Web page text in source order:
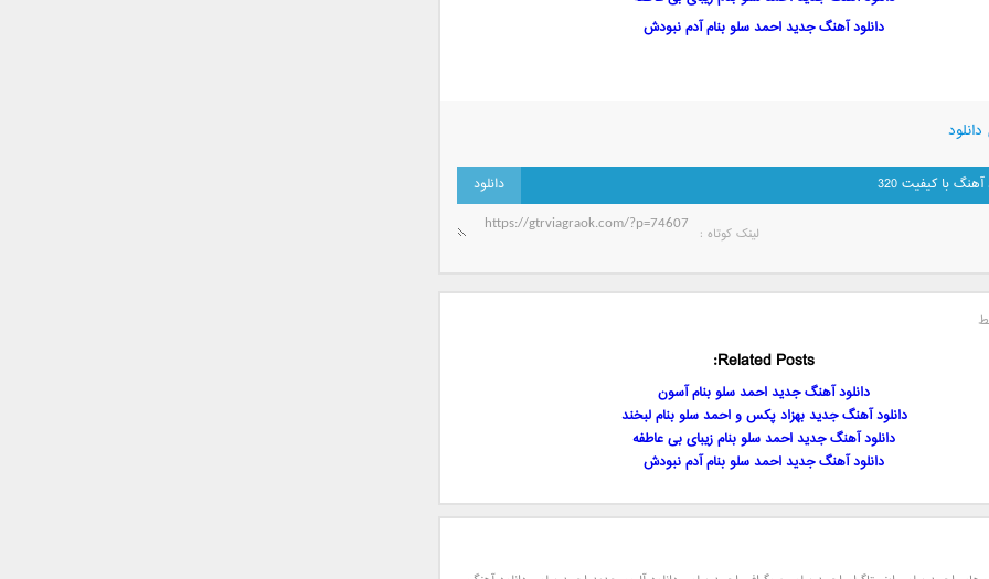
دانلود آهنگ جدید احمد سلو بنام آدم نبودش
آهنگ با کیفیت 320
لینک کوتاه‌ :
Related Posts:
دانلود آهنگ جدید احمد سلو بنام آسون
دانلود آهنگ جدید بهزاد پکس و احمد سلو بنام لبخند
دانلود آهنگ جدید احمد سلو بنام زیبای بی عاطفه
دانلود آهنگ جدید احمد سلو بنام آدم نبودش